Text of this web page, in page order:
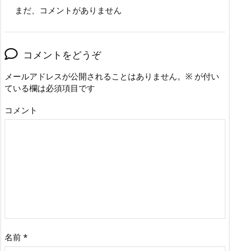
まだ、コメントがありません
コメントをどうぞ
メールアドレスが公開されることはありません。 ※ が付い
ている欄は必須項目です
コメント
名前*